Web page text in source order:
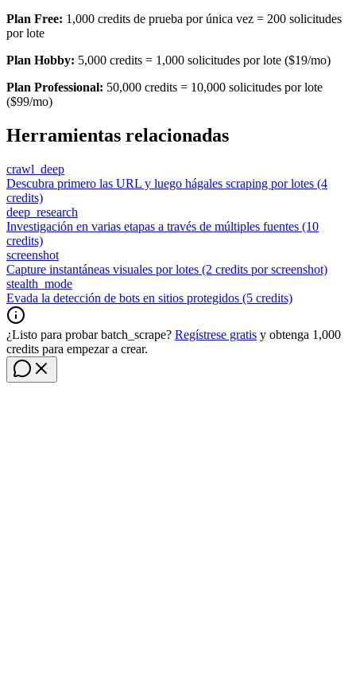
Plan Free: 1,000 credits de prueba por única vez = 200 solicitudes
por lote
Plan Hobby: 5,000 credits = 1,000 solicitudes por lote ($19/mo)
Plan Professional: 50,000 credits = 10,000 solicitudes por lote
($99/mo)
Herramientas relacionadas
crawl_deep
Descubra primero las URL y luego hágales scraping por lotes (4
credits)
deep_research
Investigación en varias etapas a través de múltiples fuentes (10
credits)
screenshot
Capture instantáneas visuales por lotes (2 credits por screenshot)
stealth_mode
Evada la detección de bots en sitios protegidos (5 credits)
¿Listo para probar batch_scrape? Regístrese gratis y obtenga 1,000
credits para empezar a crear.